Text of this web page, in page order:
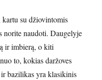
kartu su džiovintomis
norite naudoti. Daugelyje
ir imbierą, o kiti
to, kokias daržoves
bazilikas yra klasikinis